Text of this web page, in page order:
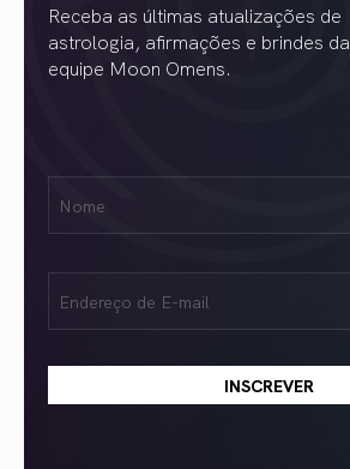
Receba as últimas atualizações de
astrologia, afirmações e brindes da
equipe Moon Omens.
(obrigatório)
(obrigatório)